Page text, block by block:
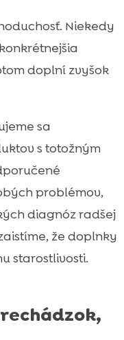
Niekedy
doplní zvyšok
sa
s totožným
problémov,
diagnóz radšej
že doplnky
starostlivosti.